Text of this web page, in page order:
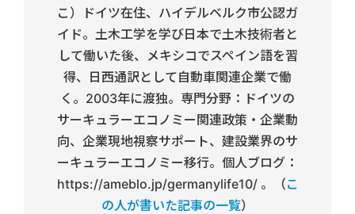
こ）ドイツ在住、ハイデルベルク市公認ガ
イド。土木工学を学び日本で土木技術者と
して働いた後、メキシコでスペイン語を習
得、日西通訳として自動車関連企業で働
く。2003年に渡独。専門分野：ドイツの
サーキュラーエコノミー関連政策・企業動
向、企業現地視察サポート、建設業界のサ
ーキュラーエコノミー移行。個人ブログ：
https://ameblo.jp/germanylife10/ 。（こ
の人が書いた記事の一覧）